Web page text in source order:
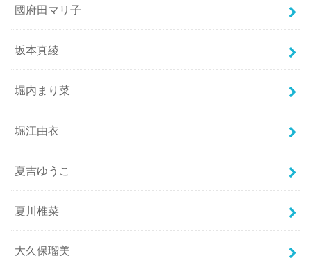
國府田マリ子
坂本真綾
堀内まり菜
堀江由衣
夏吉ゆうこ
夏川椎菜
大久保瑠美